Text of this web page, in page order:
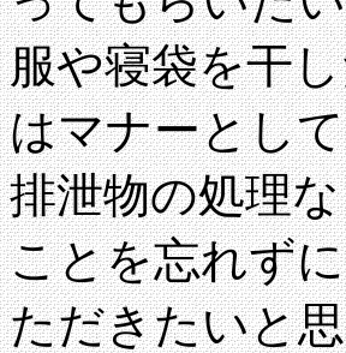
服や寝袋を干
はマナーとし
排泄物の処理
ことを忘れず
ただきたいと